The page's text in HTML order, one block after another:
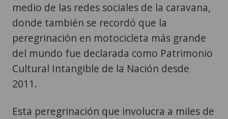
medio de las redes sociales de la caravana,
donde también se recordó que la
peregrinación en motocicleta más grande
del mundo fue declarada como Patrimonio
Cultural Intangible de la Nación desde
2011.
Esta peregrinación que involucra a miles de